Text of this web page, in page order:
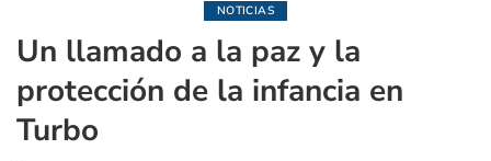
NOTICIAS
Un llamado a la paz y la
protección de la infancia en
Turbo